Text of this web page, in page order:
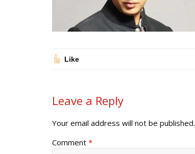
Like
Leave a Reply
Your email address will not be published.
Comment *